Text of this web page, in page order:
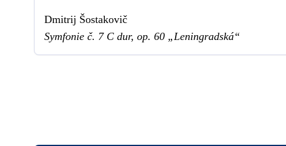
Dmitrij Šostakovič
Symfonie č. 7 C dur, op. 60 „Leningradská“